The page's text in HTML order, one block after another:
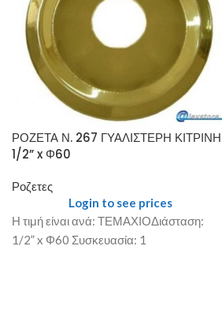
ΡΟΖΕΤΑ Ν. 267 ΓΥΑΛΙΣΤΕΡΗ ΚΙΤΡΙΝΗ
1/2” x Φ60
Ροζετες
Login to see prices
Η τιμή είναι ανά: ΤΕΜΑΧΙΟΔιάσταση:
1/2” x Φ60 Συσκευασία: 1